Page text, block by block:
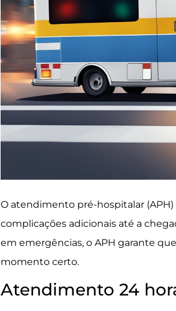
O atendimento pré-hospitalar
complicações adicionais até a
em emergências, o APH garante
momento certo.
Atendimento 24